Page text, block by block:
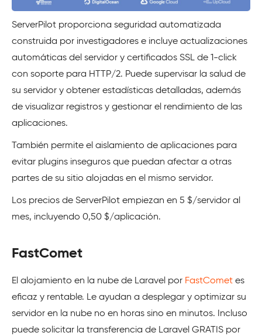
ServerPilot proporciona seguridad automatizada
construida por investigadores e incluye actualizaciones
automáticas del servidor y certificados SSL de 1-click
con soporte para HTTP/2. Puede supervisar la salud de
su servidor y obtener estadísticas detalladas, además
de visualizar registros y gestionar el rendimiento de las
aplicaciones.
También permite el aislamiento de aplicaciones para
evitar plugins inseguros que puedan afectar a otras
partes de su sitio alojadas en el mismo servidor.
Los precios de ServerPilot empiezan en 5 $/servidor al
mes, incluyendo 0,50 $/aplicación.
FastComet
El alojamiento en la nube de Laravel por FastComet es
eficaz y rentable. Le ayudan a desplegar y optimizar su
servidor en la nube no en horas sino en minutos. Incluso
puede solicitar la transferencia de Laravel GRATIS por